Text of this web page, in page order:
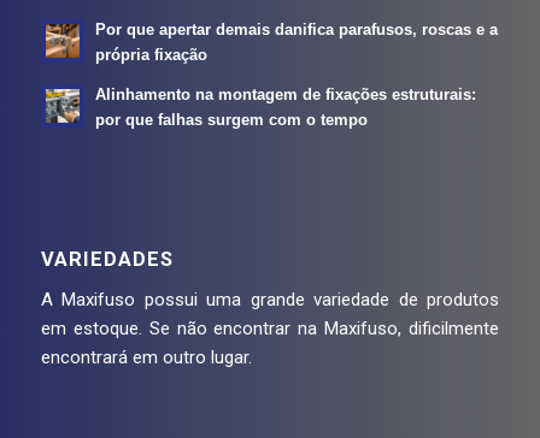
Por que apertar demais danifica parafusos, roscas e a
própria fixação
Alinhamento na montagem de fixações estruturais:
por que falhas surgem com o tempo
VARIEDADES
A Maxifuso possui uma grande variedade de produtos
em estoque. Se não encontrar na Maxifuso, dificilmente
encontrará em outro lugar.